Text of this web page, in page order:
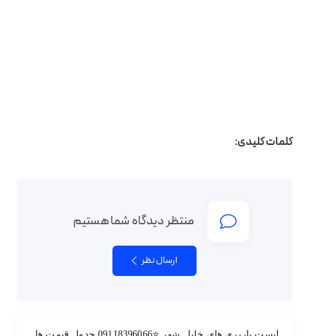
کلمات کلیدی:
منتظر دیدگاه شما هستیم
ارسال نظر